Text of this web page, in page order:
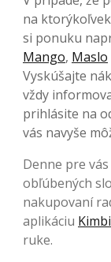
na
si ponuku
Mango, Maslo
Vyskúšajte
vždy
prihlásite na
vás navyše
Denne pre
obľúbených
nakupovaní
aplikáciu
ruke.